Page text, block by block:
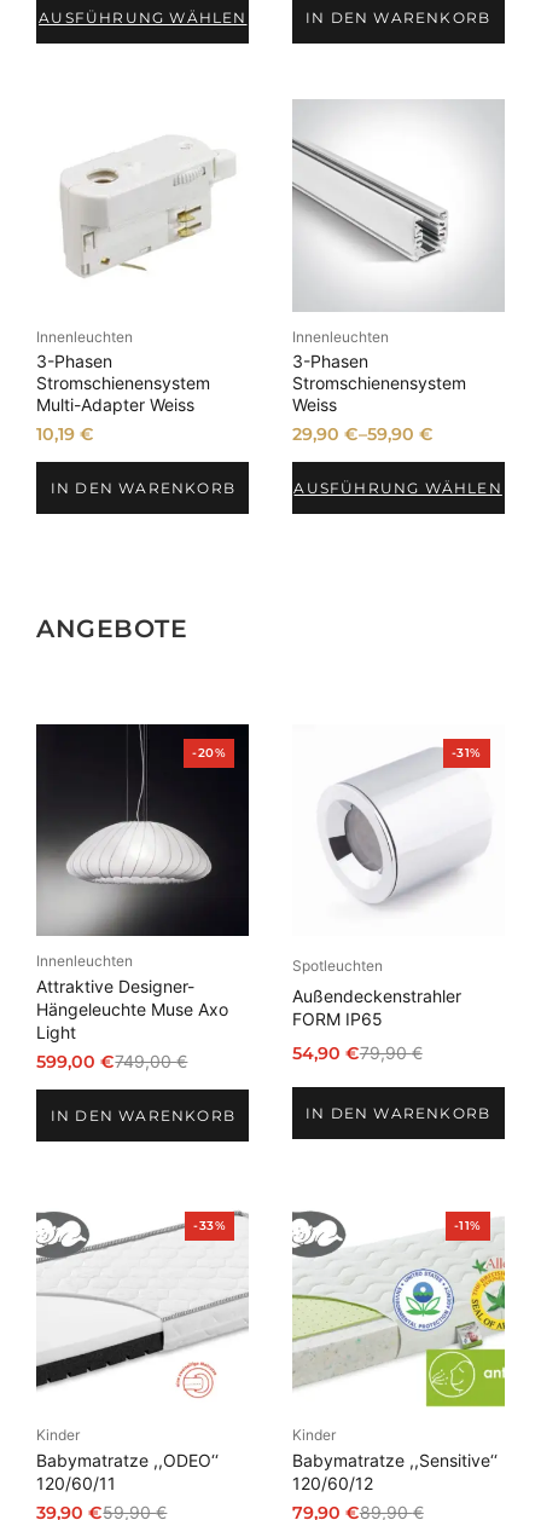
AUSFÜHRUNG WÄHLEN IN DEN WARENKORB
Innenleuchten
3-Phasen
Stromschienensystem
Multi-Adapter Weiss
10,19€
IN DEN WARENKORB
Innenleuchten
3-Phasen
Stromschienensystem
Weiss
29,90 €–59,90 €
AUSFÜHRUNG WÄHLEN
ANGEBOTE
-20%Produkt
im
Innenleuchten
Attraktive Designer-
Hängeleuchte Muse Axo
Light
749,00€
Ursprünglicher
war:
599,00€
Aktueller
ist:IN DEN WARENKORB
-31%Produkt
im
Spotleuchten
Außendeckenstrahler
FORM IP65
79,90€
Ursprünglicher
Preis
war:
79,90 €
54,90 €
Aktueller
Preis
ist:
54,90 €.
IN DEN WARENKORB
-33%Produkt
im
Kinder
Babymatratze ,,ODEO‘‘
120/60/11
59,90€
39,90€
-11%Produkt
im
Angebot
Kinder
Babymatratze ,,Sensitive‘‘
120/60/12
89,90€
79,90 €